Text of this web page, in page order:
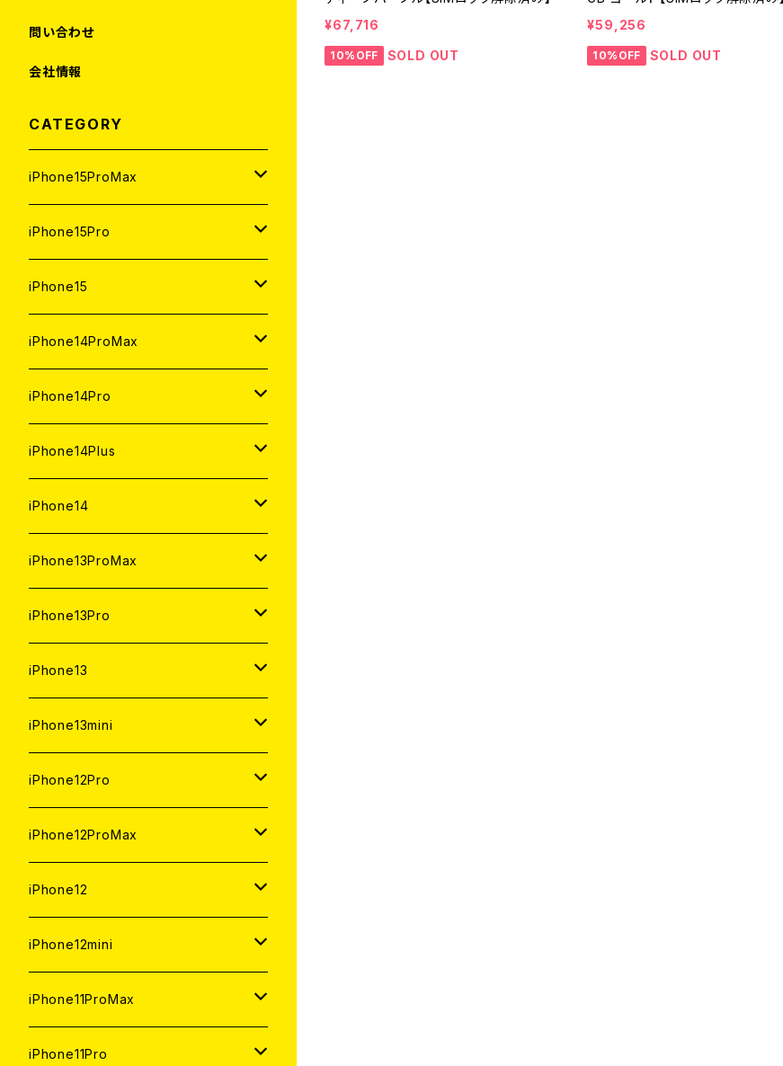
¥67,716
10%OFF SOLD OUT
¥59,256
10%OFF SOLD OUT
問い合わせ
会社情報
CATEGORY
iPhone15ProMax
1TB
新品
中古（整備済み）
512GB
新品
中古（整備済み）
256GB
新品
中古（整備済み）
iPhone15Pro
1TB
新品
中古（整備済み）
512GB
新品
中古（整備済み）
256GB
新品
中古（整備済み）
128GB
新品
中古（整備済み）
iPhone15
512GB
新品
中古（整備済み）
256GB
新品
中古（整備済み）
128GB
新品
中古（整備済み）
iPhone14ProMax
1TB
新品
中古（整備済み）
512GB
新品
中古（整備済み）
256GB
新品
中古（整備済み）
128GB
新品
中古（整備済み）
iPhone14Pro
1TB
新品
中古（整備済み）
512GB
新品
中古（整備済み）
256GB
新品
中古（整備済み）
128GB
新品
中古（整備済み）
iPhone14Plus
512GB
新品
中古（整備済み）
256GB
新品
中古（整備済み）
128GB
新品
中古（整備済み）
iPhone14
128GB
新品
中古（整備済み）
256GB
新品
中古（整備済み）
512GB
新品
中古（整備済み）
iPhone13ProMax
1TB
新品
中古（整備済み）
512GB
新品
中古（整備済み）
256GB
新品
中古（整備済み）
128GB
新品
中古（整備済み）
iPhone13Pro
1TB
新品
中古（整備済み）
512GB
新品
中古（整備済み）
256GB
新品
中古（整備済み）
128GB
新品
中古（整備済み）
iPhone13
512GB
新品
中古（整備済み）
256GB
新品
中古（整備済み）
128GB
新品
中古（整備済み）
iPhone13mini
512GB
新品
中古（整備済み）
256GB
新品
中古（整備済み）
128GB
新品
中古（整備済み）
iPhone12Pro
128GB
新品
中古（整備済み）
256GB
新品
中古（整備済み）
512GB
新品
中古（整備済み）
iPhone12ProMax
512GB
新品
中古（整備済み）
256GB
新品
中古（整備済み）
128GB
新品
iPhone12
256GB
新品
中古（整備済み）
128GB
新品
64GB
iPhone12mini
256GB
新品
128GB
iPhone11ProMax
512GB
iPhone11Pro